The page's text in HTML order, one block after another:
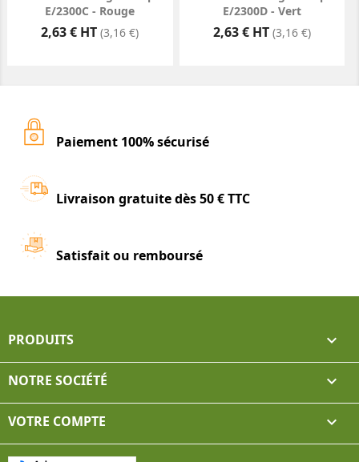
E/2300C - Rouge
Prix
2,63 € HT (3,16 €)
E/2300D - Vert
Prix
2,63 € HT (3,16 €)
Paiement 100% sécurisé
Livraison gratuite dès 50 € TTC
Satisfait ou remboursé
PRODUITS 
NOTRE SOCIÉTÉ 
VOTRE COMPTE 